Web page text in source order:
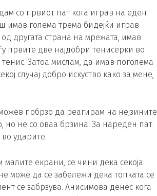
со првиот пат кога играв на еден
имав голема трема бидејќи играв
од другата страна на мрежата, имав
првите две најдобри тенисерки во
Затоа мислам, да имав поголема
случај добро искуство како за мене,
побрзо да реагирам на нејзините
но не со оваа брзина. За нареден пат
ударите.
екрани, се чини дека секоја
може да се забележи дека топката се
се забрзува. Анисимова денес кога